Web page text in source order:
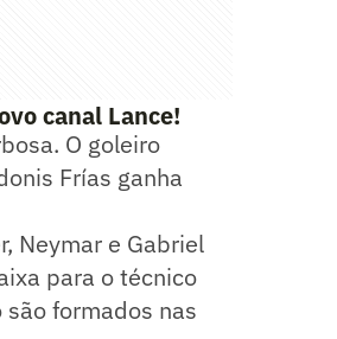
canal Lance!
O goleiro
Frías ganha
Neymar e Gabriel
para o técnico
formados nas